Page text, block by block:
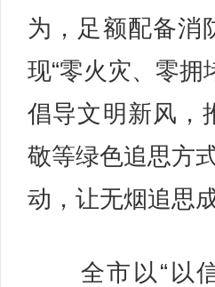
为，足额配备消
现“零火灾、零拥
倡导文明新风，
敬等绿色追思方
动，让无烟追思
全市以“以信